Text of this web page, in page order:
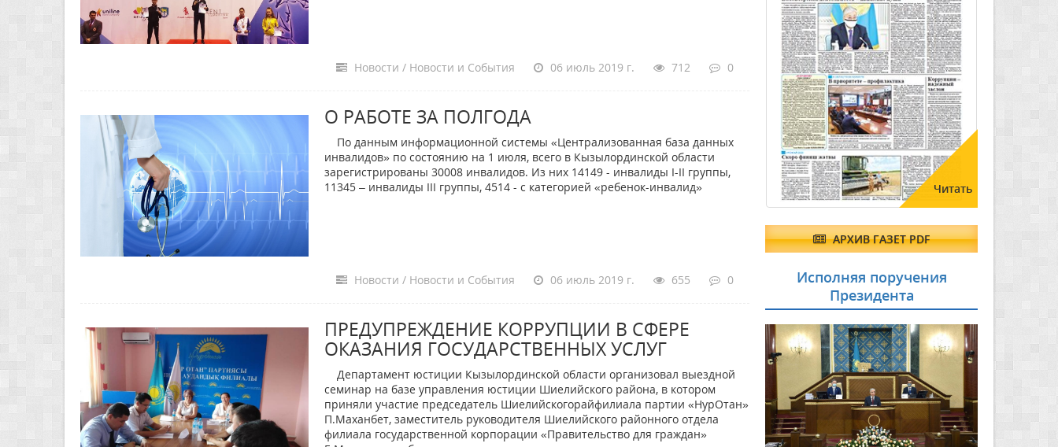
Новости / Новости и События 06 июль 2019 г. 712 0
О РАБОТЕ ЗА ПОЛГОДА
По данным информационной системы «Централизованная база данных
инвалидов» по состоянию на 1 июля, всего в Кызылординской области
зарегистрированы 30008 инвалидов. Из них 14149 - инвалиды I-II группы,
11345 – инвалиды III группы, 4514 - с категорией «ребенок-инвалид»
Новости / Новости и События 06 июль 2019 г. 655 0
ПРЕДУПРЕЖДЕНИЕ КОРРУПЦИИ В СФЕРЕ
ОКАЗАНИЯ ГОСУДАРСТВЕННЫХ УСЛУГ
Департамент юстиции Кызылординской области организовал выездной
семинар на базе управления юстиции Шиелийского района, в котором
приняли участие председатель Шиелийскогорайфилиала партии «НурОтан»
П.Маханбет, заместитель руководителя Шиелийского районного отдела
филиала государственной корпорации «Правительство для граждан»
Читать
АРХИВ ГАЗЕТ PDF
Исполняя поручения
Президента